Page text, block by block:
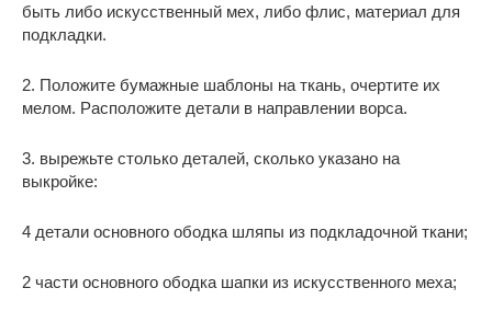
быть либо искусственный мех, либо флис, материал для
подкладки.
2. Положите бумажные шаблоны на ткань, очертите их
мелом. Расположите детали в направлении ворса.
3. вырежьте столько деталей, сколько указано на
выкройке:
4 детали основного ободка шляпы из подкладочной ткани;
2 части основного ободка шапки из искусственного меха;